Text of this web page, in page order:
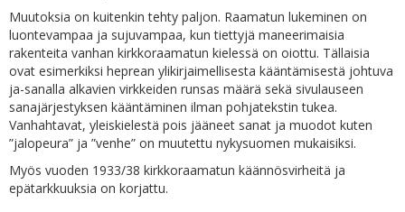
Muutoksia on kuitenkin tehty paljon. Raamatun lukeminen on
luontevampaa ja sujuvampaa, kun tiettyjä maneerimaisia
rakenteita vanhan kirkkoraamatun kielessä on oiottu. Tällaisia
ovat esimerkiksi heprean ylikirjaimellisesta kääntämisestä johtuva
ja-sanalla alkavien virkkeiden runsas määrä sekä sivulauseen
sanajärjestyksen kääntäminen ilman pohjatekstin tukea.
Vanhahtavat, yleiskielestä pois jääneet sanat ja muodot kuten
”jalopeura” ja ”venhe” on muutettu nykysuomen mukaisiksi.
Myös vuoden 1933/38 kirkkoraamatun käännösvirheitä ja
epätarkkuuksia on korjattu.